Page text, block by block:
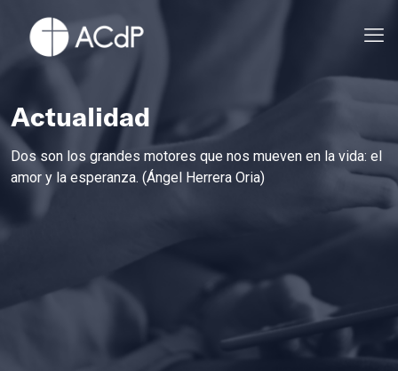
Actualidad
Dos son los grandes motores que nos mueven en la vida: el
amor y la esperanza. (Ángel Herrera Oria)